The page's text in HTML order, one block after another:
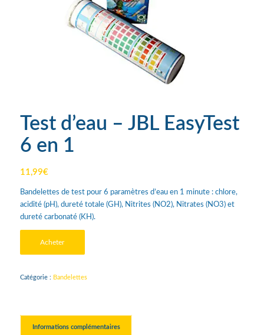
Test d’eau – JBL EasyTest
6 en 1
11,99€
Bandelettes de test pour 6 paramètres d’eau en 1 minute : chlore,
acidité (pH), dureté totale (GH), Nitrites (NO2), Nitrates (NO3) et
dureté carbonaté (KH).
Acheter
Catégorie : Bandelettes
Informations complémentaires